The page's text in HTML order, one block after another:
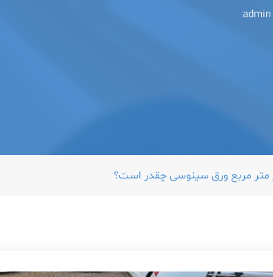
admin
متر مربع ورق سینوسی چقدر است؟